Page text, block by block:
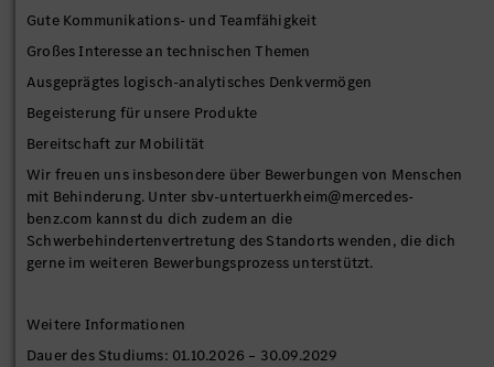
Gute Kommunikations- und Teamfähigkeit
Großes Interesse an technischen Themen
Ausgeprägtes logisch-analytisches Denkvermögen
Begeisterung für unsere Produkte
Bereitschaft zur Mobilität
Wir freuen uns insbesondere über Bewerbungen von Menschen
mit Behinderung. Unter sbv-untertuerkheim@mercedes-
benz.com kannst du dich zudem an die
Schwerbehindertenvertretung des Standorts wenden, die dich
gerne im weiteren Bewerbungsprozess unterstützt.
Weitere Informationen
Dauer des Studiums: 01.10.2026 – 30.09.2029